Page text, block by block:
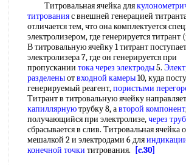
Титровальная ячейка для
титрованияс внешней генерацией
отличается тем, что она комплектуется
электролизером, где генерируется титрант
В титровальную ячейку 1 титрант
электролизера 7, где он генерируется при
пропускании тока через электроды5.
разделеныотвходной камеры10, куда
генерируемый реагент,пористыми
Титрант в титровальную ячейку
капиллярнуютрубку 8, авторой компонент
получающийся при электролизе,через
сбрасывается в слив. Титровальная ячейка
мешалкой 2 и электродами 6 для
конечной точки титрования.
[c.30]